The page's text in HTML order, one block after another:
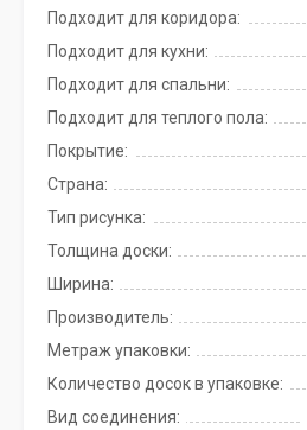
Подходит для коридора:
Подходит для кухни:
Подходит для спальни:
Подходит для теплого пола:
Покрытие:
Страна:
Тип рисунка:
Толщина доски:
Ширина:
Производитель:
Метраж упаковки:
Количество досок в упаковке:
Вид соединения: